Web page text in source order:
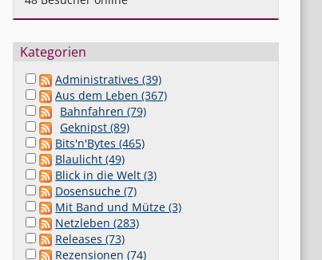
Kategorien
Administratives (39)
Aus dem Leben (367)
Bahnfahren (79)
Geknipst (89)
Bits'n'Bytes (465)
Blaulicht (49)
Blick in die Welt (3)
Dosensuche (7)
Mit Band und Mütze (3)
Netzleben (283)
Releases (73)
Rezensionen (74)